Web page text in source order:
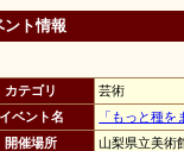
ント情報
カテゴリ
芸術
イベント名
「もっと種
開催場所
山梨県立美術